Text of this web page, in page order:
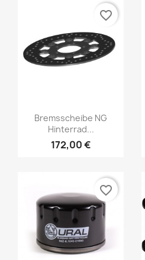
Bremsscheibe NG
Hinterrad...
172,00 €
favorite_border
favorite_border